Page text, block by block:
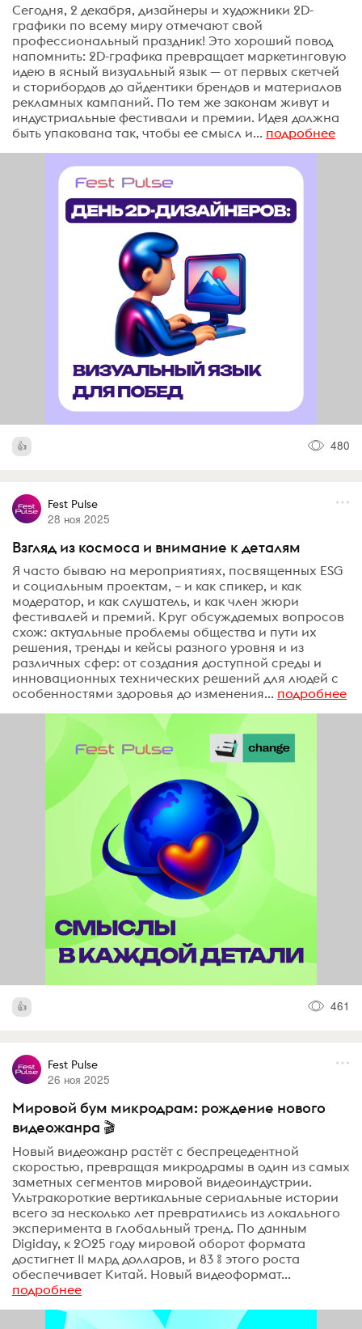
Сегодня, 2 декабря, дизайнеры и художники 2D-
графики по всему миру отмечают свой
профессиональный праздник! Это хороший повод
напомнить: 2D-графика превращает маркетинговую
идею в ясный визуальный язык — от первых скетчей
и сторибордов до айдентики брендов и материалов
рекламных кампаний. По тем же законам живут и
индустриальные фестивали и премии. Идея должна
быть упакована так, чтобы ее смысл и... подробнее
480
Fest Pulse
28 ноя 2025
Взгляд из космоса и внимание к деталям
Я часто бываю на мероприятиях, посвященных ESG
и социальным проектам, – и как спикер, и как
модератор, и как слушатель, и как член жюри
фестивалей и премий. Круг обсуждаемых вопросов
схож: актуальные проблемы общества и пути их
решения, тренды и кейсы разного уровня и из
различных сфер: от создания доступной среды и
инновационных технических решений для людей с
особенностями здоровья до изменения... подробнее
461
Fest Pulse
26 ноя 2025
Мировой бум микродрам: рождение нового
видеожанра 🎬
Новый видеожанр растёт с беспрецедентной
скоростью, превращая микродрамы в один из самых
заметных сегментов мировой видеоиндустрии.
Ультракороткие вертикальные сериальные истории
всего за несколько лет превратились из локального
эксперимента в глобальный тренд. По данным
Digiday, к 2025 году мировой оборот формата
достигнет 11 млрд долларов, и 83 % этого роста
обеспечивает Китай. Новый видеоформат...
подробнее